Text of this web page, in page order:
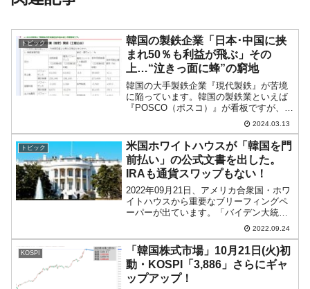
トピック
韓国の製鉄企業「日本･中国に挟
まれ50％も利益が飛ぶ」その
上…“泣きっ面に蜂”の窮地
韓国の大手製鉄企業『現代製鉄』が苦境
に陥っています。韓国の製鉄業といえば
『POSCO（ポスコ）』が看板ですが、
『現代製鉄』は韓国第2位の大企業です。
まず、同社は業績が大きく傾いていま
す。以下をご覧ください。2023年「通
期」実績総売上：25...
2024.03.13
トピック
米国ホワイトハウスが「韓国を門
前払い」の公式文書を出した。
IRAも通貨スワップもない！
2022年09月21日、アメリカ合衆国・ホワ
イトハウスから重要なブリーフィングペ
ーパーが出ています。「バイデン大統領
が韓国の尹錫悦（ユン・ソギョル）大統
領と会いまして……」という文書です。
韓国の大統領室は「尹錫悦（ユン・ソギ
ョル）大統領がバ...
2022.09.24
KOSPI
「韓国株式市場」10月21日(火)初
動・KOSPI「3,886」さらにギャ
ップアップ！